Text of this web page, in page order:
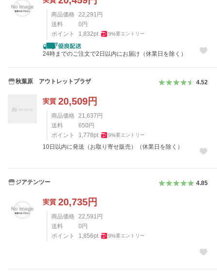
商品価格 22,291 円
送料
0円
ポイント
1,832pt 9%要エントリー
24時までのご注文で2日以内にお届け（休業日を除く）
秋葉原 アウトレットプラザ 4.52
実質 20,509円
商品価格 21,637 円
送料
650 円
ポイント
1,778pt 9%要エントリー
10日以内に発送（お取り寄せ販売）（休業日を除く）
ジアテンツー 4.85
実質 20,735円
商品価格 22,591 円
送料
0 円
ポイント
1,856pt 9%要エントリー